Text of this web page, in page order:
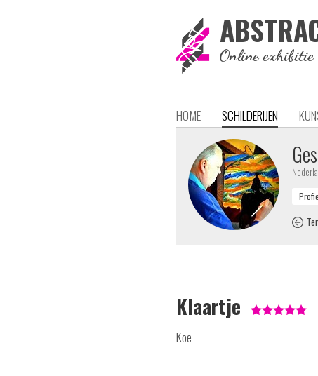
Online exhibitie
HOME SCHILDERIJEN
Klaartje
Koe